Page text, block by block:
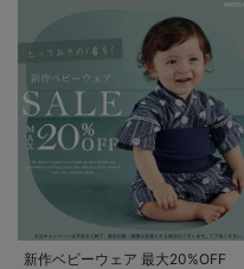
新作ベビーウェア 最大20%OFF